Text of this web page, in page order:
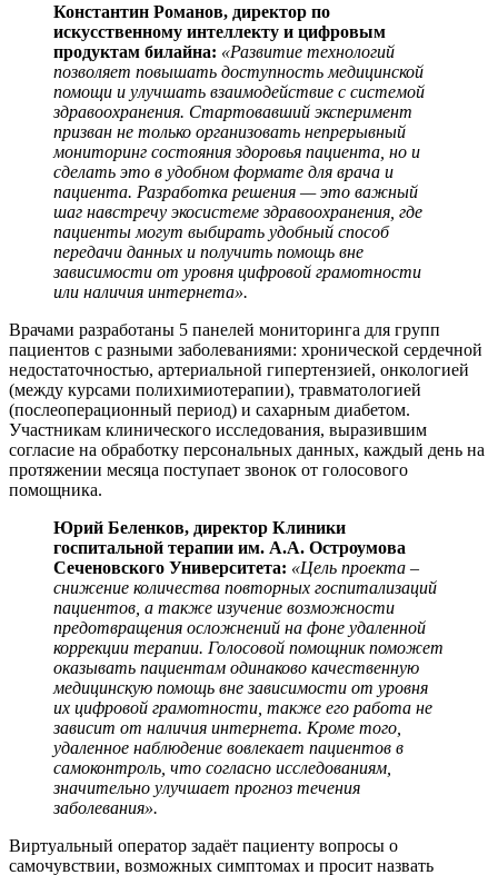
Константин Романов, директор по
искусственному интеллекту и цифровым
продуктам билайна: «Развитие технологий
позволяет повышать доступность медицинской
помощи и улучшать взаимодействие с системой
здравоохранения. Стартовавший эксперимент
призван не только организовать непрерывный
мониторинг состояния здоровья пациента, но и
сделать это в удобном формате для врача и
пациента. Разработка решения — это важный
шаг навстречу экосистеме здравоохранения, где
пациенты могут выбирать удобный способ
передачи данных и получить помощь вне
зависимости от уровня цифровой грамотности
или наличия интернета».
Врачами разработаны 5 панелей мониторинга для групп
пациентов с разными заболеваниями: хронической сердечной
недостаточностью, артериальной гипертензией, онкологией
(между курсами полихимиотерапии), травматологией
(послеоперационный период) и сахарным диабетом.
Участникам клинического исследования, выразившим
согласие на обработку персональных данных, каждый день на
протяжении месяца поступает звонок от голосового
помощника.
Юрий Беленков, директор Клиники
госпитальной терапии им. А.А. Остроумова
Сеченовского Университета: «Цель проекта –
снижение количества повторных госпитализаций
пациентов, а также изучение возможности
предотвращения осложнений на фоне удаленной
коррекции терапии. Голосовой помощник поможет
оказывать пациентам одинаково качественную
медицинскую помощь вне зависимости от уровня
их цифровой грамотности, также его работа не
зависит от наличия интернета. Кроме того,
удаленное наблюдение вовлекает пациентов в
самоконтроль, что согласно исследованиям,
значительно улучшает прогноз течения
заболевания».
Виртуальный оператор задаёт пациенту вопросы о
самочувствии, возможных симптомах и просит назвать